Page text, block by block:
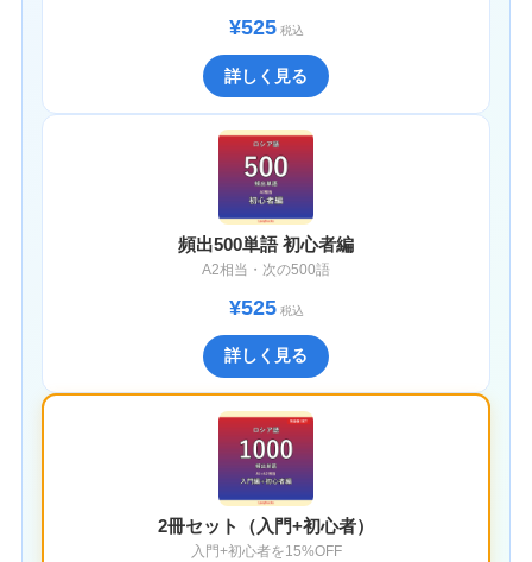
¥525税込
詳しく見る
頻出500単語 初心者編
A2相当・次の500語
¥525税込
詳しく見る
2冊セット（入門+初心者）
入門+初心者を15%OFF